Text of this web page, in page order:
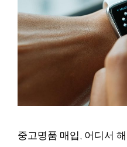
중고명품 매입, 어디서